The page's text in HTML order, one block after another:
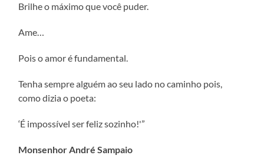
Brilhe o máximo que você puder.
Ame…
Pois o amor é fundamental.
Tenha sempre alguém ao seu lado no caminho pois,
como dizia o poeta:
‘É impossível ser feliz sozinho!'”
Monsenhor André Sampaio